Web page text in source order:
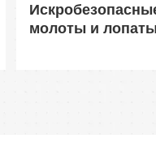
молоты и лопаты